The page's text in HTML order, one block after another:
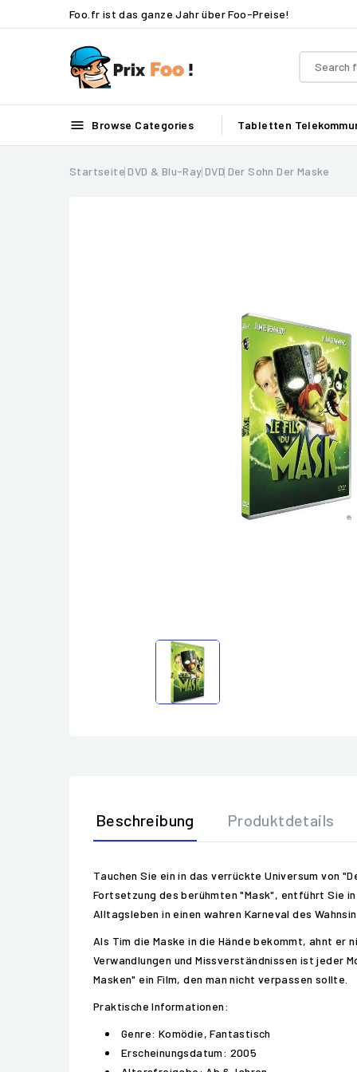
Foo.fr ist das ganze Jahr über Foo-Preise!
 Browse Categories Tabletten
Startseite DVD & Blu-Ray DVD Der Sohn Der Maske
Beschreibung Produktdetails
Tauchen Sie ein in das verrückte Universum von
Fortsetzung des berühmten "Mask", entführt Sie
Alltagsleben in einen wahren Karneval des
Als Tim die Maske in die Hände bekommt, ahnt
Verwandlungen und Missverständnissen ist jeder
Masken" ein Film, den man nicht verpassen sollte.
Praktische Informationen:
Genre: Komödie, Fantastisch
Erscheinungsdatum: 2005